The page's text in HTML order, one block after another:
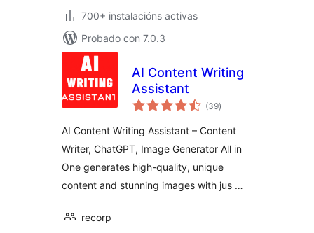
700+ instalacións activas
Probado con 7.0.3
AI Content Writing
Assistant
(39valoracións
totais
)
AI Content Writing Assistant – Content
Writer, ChatGPT, Image Generator All in
One generates high-quality, unique
content and stunning images with jus …
recorp